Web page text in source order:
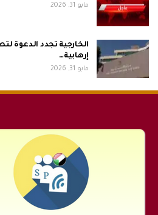
مايو 31, 2026
الخارجية تجدد الدعوة
إرهابية…
مايو 31, 2026